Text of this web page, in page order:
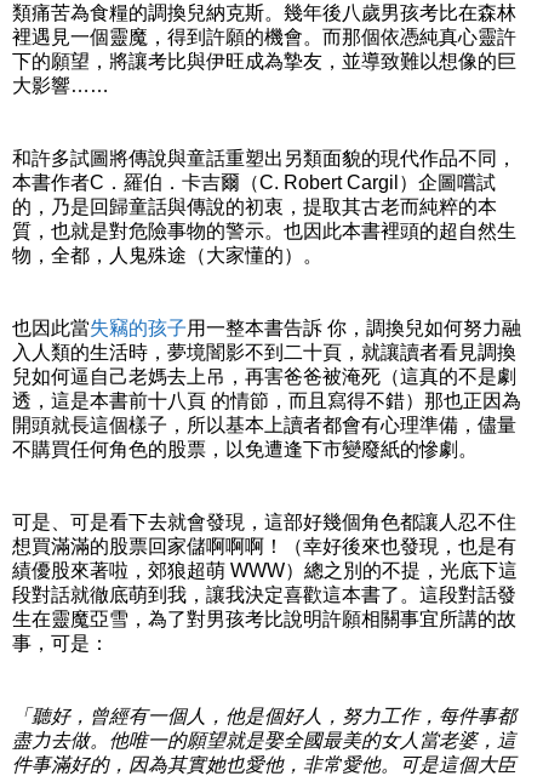
類痛苦為食糧的調換兒納克斯。幾年後八歲男孩考比在森林
裡遇見一個靈魔，得到許願的機會。而那個依憑純真心靈許
下的願望，將讓考比與伊旺成為摯友，並導致難以想像的巨
大影響……
和許多試圖將傳說與童話重塑出另類面貌的現代作品不同，
本書作者C．羅伯．卡吉爾（C. Robert Cargil）企圖嚐試
的，乃是回歸童話與傳說的初衷，提取其古老而純粹的本
質，也就是對危險事物的警示。也因此本書裡頭的超自然生
物，全都，人鬼殊途（大家懂的）。
也因此當失竊的孩子用一整本書告訴 你，調換兒如何努力融
入人類的生活時，夢境闇影不到二十頁，就讓讀者看見調換
兒如何逼自己老媽去上吊，再害爸爸被淹死（這真的不是劇
透，這是本書前十八頁 的情節，而且寫得不錯）那也正因為
開頭就長這個樣子，所以基本上讀者都會有心理準備，儘量
不購買任何角色的股票，以免遭逢下市變廢紙的慘劇。
可是、可是看下去就會發現，這部好幾個角色都讓人忍不住
想買滿滿的股票回家儲啊啊啊！（幸好後來也發現，也是有
績優股來著啦，郊狼超萌 WWW）總之別的不提，光底下這
段對話就徹底萌到我，讓我決定喜歡這本書了。這段對話發
生在靈魔亞雪，為了對男孩考比說明許願相關事宜所講的故
事，可是：
「聽好，曾經有一個人，他是個好人，努力工作，每件事都
盡力去做。他唯一的願望就是娶全國最美的女人當老婆，這
件事滿好的，因為其實她也愛他，非常愛他。可是這個大臣